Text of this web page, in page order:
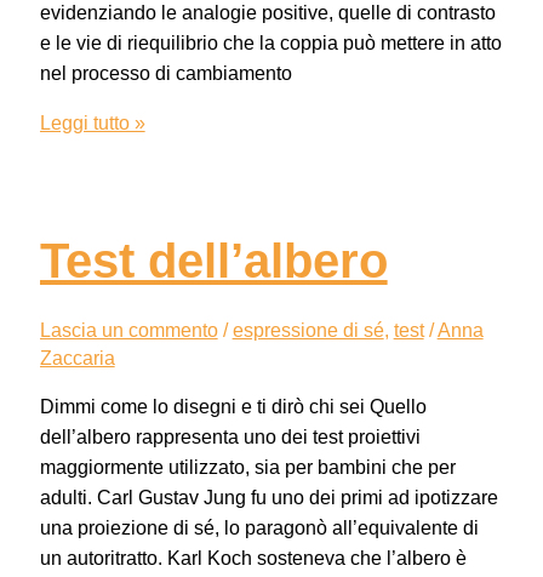
evidenziando le analogie positive, quelle di contrasto
e le vie di riequilibrio che la coppia può mettere in atto
nel processo di cambiamento
Leggi tutto »
Test dell’albero
Lascia un commento /espressione di sé, test/Anna
Zaccaria
Dimmi come lo disegni e ti dirò chi sei Quello
dell’albero rappresenta uno dei test proiettivi
maggiormente utilizzato, sia per bambini che per
adulti. Carl Gustav Jung fu uno dei primi ad ipotizzare
una proiezione di sé, lo paragonò all’equivalente di
un autoritratto. Karl Koch sosteneva che l’albero è